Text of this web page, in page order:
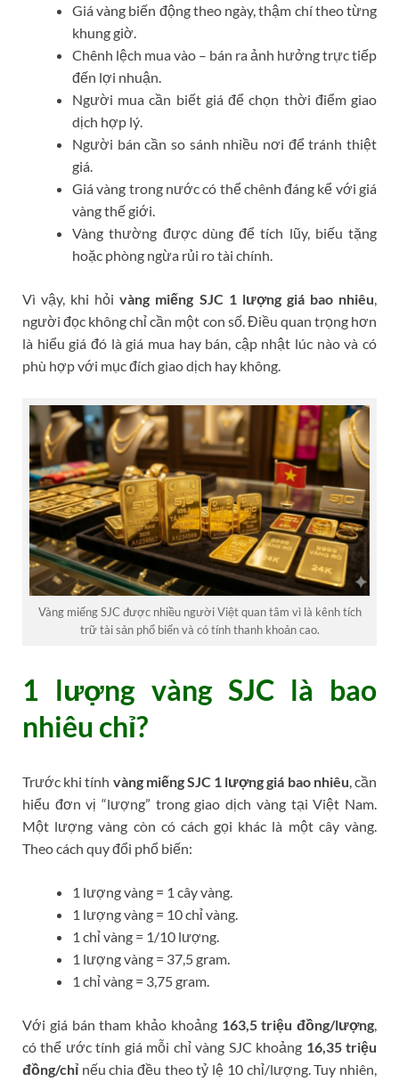
Giá vàng biến động theo ngày, thậm chí theo từng
khung giờ.
Chênh lệch mua vào – bán ra ảnh hưởng trực tiếp
đến lợi nhuận.
Người mua cần biết giá để chọn thời điểm giao
dịch hợp lý.
Người bán cần so sánh nhiều nơi để tránh thiệt
giá.
Giá vàng trong nước có thể chênh đáng kể với giá
vàng thế giới.
Vàng thường được dùng để tích lũy, biếu tặng
hoặc phòng ngừa rủi ro tài chính.
Vì vậy, khi hỏivàng miếng SJC 1 lượng giá bao nhiêu
người đọc không chỉ cần một con số. Điều quan trọng hơn
là hiểu giá đó là giá mua hay bán, cập nhật lúc nào và có
phù hợp với mục đích giao dịch hay không.
Vàng miếng SJC được nhiều người Việt quan tâm vì là kênh tích
trữ tài sản phổ biến và có tính thanh khoản cao.
1 lượng vàng SJC là bao
nhiêu chỉ?
Trước khi tính vàng miếng SJC 1 lượng giá bao nhiêu, cần
hiểu đơn vị “lượng” trong giao dịch vàng tại Việt Nam.
Một lượng vàng còn có cách gọi khác là một cây vàng.
Theo cách quy đổi phổ biến:
1 lượng vàng = 1 cây vàng.
1 lượng vàng = 10 chỉ vàng.
1 chỉ vàng = 1/10 lượng.
1 lượng vàng = 37,5 gram.
1 chỉ vàng = 3,75 gram.
Với giá bán tham khảo khoảng 163,5 triệu đồng/lượng,
có thể ước tính giá mỗi chỉ vàng SJC khoảng 16,35 triệu
đồng/chỉ nếu chia đều theo tỷ lệ 10 chỉ/lượng. Tuy nhiên,